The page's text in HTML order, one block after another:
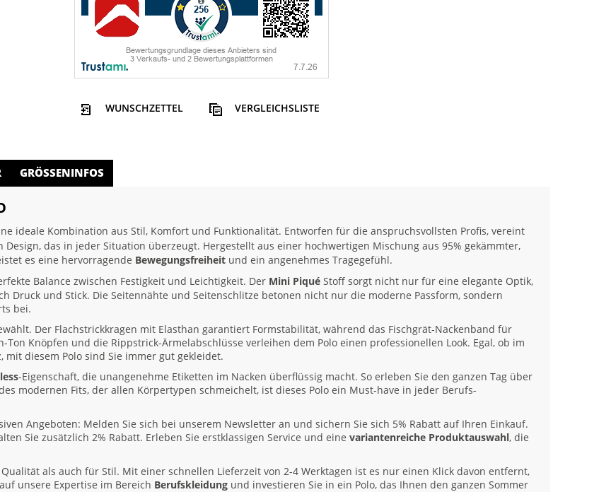
WUNSCHZETTEL VERGLEICHSLISTE
GRÖSSENINFOS
ideale Kombination aus Stil, Komfort und Funktionalität. Entworfen für die anspruchsvollsten Profis, vereint
das in jeder Situation überzeugt. Hergestellt aus einer hochwertigen Mischung aus 95% gekämmter,
es eine hervorragende Bewegungsfreiheit und ein angenehmes Tragegefühl.
Balance zwischen Festigkeit und Leichtigkeit. Der Mini Piqué Stoff sorgt nicht nur für eine elegante Optik,
Druck und Stick. Die Seitennähte und Seitenschlitze betonen nicht nur die moderne Passform, sondern
bei.
Der Flachstrickkragen mit Elasthan garantiert Formstabilität, während das Fischgrät-Nackenband für
Knöpfen und die Rippstrick-Ärmelabschlüsse verleihen dem Polo einen professionellen Look. Egal, ob im
diesem Polo sind Sie immer gut gekleidet.
-Eigenschaft, die unangenehme Etiketten im Nacken überflüssig macht. So erleben Sie den ganzen Tag über
modernen Fits, der allen Körpertypen schmeichelt, ist dieses Polo ein Must-have in jeder Berufs-
Angeboten: Melden Sie sich bei unserem Newsletter an und sichern Sie sich 5% Rabatt auf Ihren Einkauf.
Sie zusätzlich 2% Rabatt. Erleben Sie erstklassigen Service und eine variantenreiche Produktauswahl, die
als auch für Stil. Mit einer schnellen Lieferzeit von 2-4 Werktagen ist es nur einen Klick davon entfernt,
unsere Expertise im Bereich Berufskleidung und investieren Sie in ein Polo, das Ihnen den ganzen Sommer